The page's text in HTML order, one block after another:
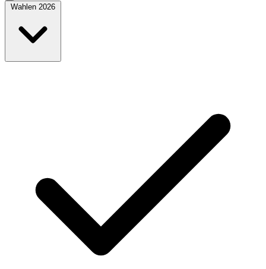
Wahlen 2026